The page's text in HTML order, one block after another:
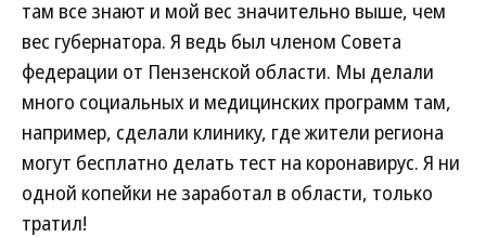
там все знают и мой вес значительно выше, чем
вес губернатора. Я ведь был членом Совета
федерации от Пензенской области. Мы делали
много социальных и медицинских программ там,
например, сделали клинику, где жители региона
могут бесплатно делать тест на коронавирус. Я ни
одной копейки не заработал в области, только
тратил!